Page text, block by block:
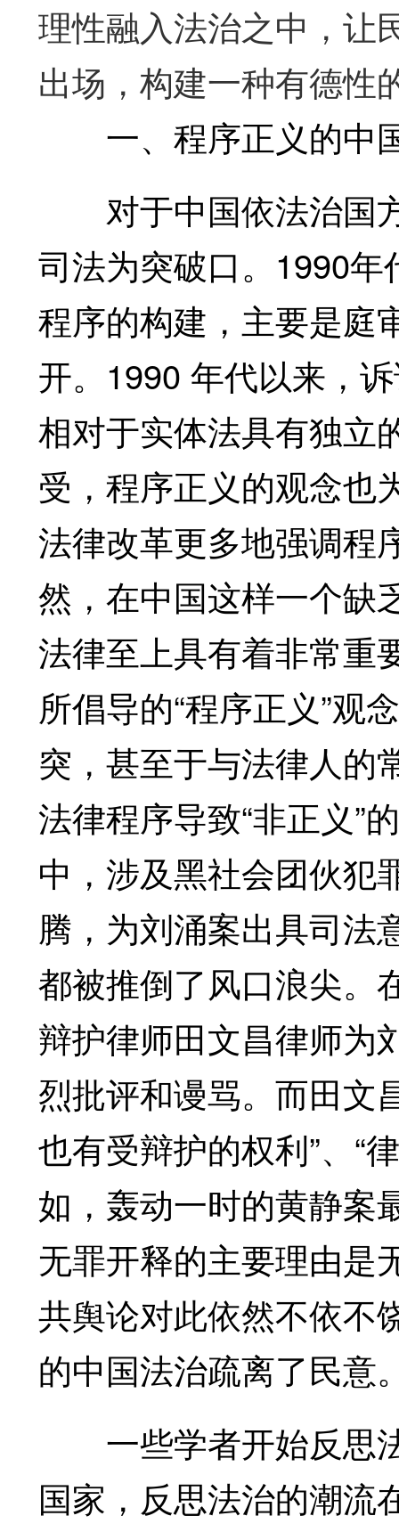
理性融入法治之中，让
出场，构建一种有德性
一、程序正义的中
对于中国依法治国
司法为突破口。1990
程序的构建，主要是庭
开。1990 年代以来，
相对于实体法具有独立
受，程序正义的观念也
法律改革更多地强调程
然，在中国这样一个缺
法律至上具有着非常重
所倡导的“程序正义”观
突，甚至于与法律人的
法律程序导致“非正义”
中，涉及黑社会团伙犯
腾，为刘涌案出具司法
都被推倒了风口浪尖。
辩护律师田文昌律师为
烈批评和谩骂。而田文
也有受辩护的权利”、“
如，轰动一时的黄静案
无罪开释的主要理由是
共舆论对此依然不依不
的中国法治疏离了民意
一些学者开始反思
国家，反思法治的潮流